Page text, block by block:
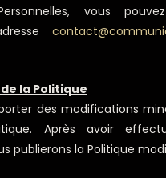
vous
la Politique
des modifications
Après avoir
publierons la Politique